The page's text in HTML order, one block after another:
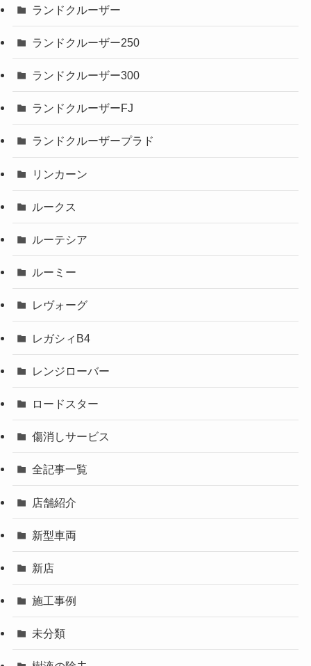
ランドクルーザー
ランドクルーザー250
ランドクルーザー300
ランドクルーザーFJ
ランドクルーザープラド
リンカーン
ルークス
ルーテシア
ルーミー
レヴォーグ
レガシィB4
レンジローバー
ロードスター
傷消しサービス
全記事一覧
店舗紹介
新型車両
新店
施工事例
未分類